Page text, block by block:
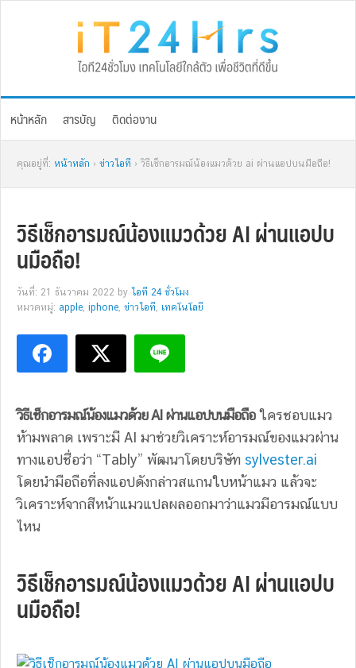
หน้าหลัก สารบัญ ติดต่องาน
คุณอยู่ที่: หน้าหลัก › ข่าวไอที › วิธีเช็กอารมณ์น้องแมวด้วย ai ผ่านแอปบนมือถือ!
วิธีเช็กอารมณ์น้องแมวด้วย AI ผ่านแอปบ
นมือถือ!
วันที่: 21 ธันวาคม 2022 by ไอที 24 ชั่วโมง
หมวดหมู่: apple, iphone, ข่าวไอที, เทคโนโลยี
วิธีเช็กอารมณ์น้องแมวด้วย AI ผ่านแอปบนมือถือใครชอบแมว
ห้ามพลาด เพราะมี AI มาช่วยวิเคราะห์อารมณ์ของแมวผ่าน
ทางแอปชื่อว่า “Tably” พัฒนาโดยบริษัท sylvester.ai
โดยนำมือถือที่ลงแอปดังกล่าวสแกนใบหน้าแมว แล้วจะ
วิเคราะห์จากสีหน้าแมวแปลผลออกมาว่าแมวมีอารมณ์แบบ
ไหน
วิธีเช็กอารมณ์น้องแมวด้วย AI ผ่านแอปบ
นมือถือ!